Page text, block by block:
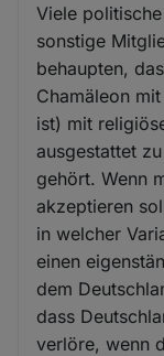
Viele
sonstige
behaupten,
Chamäleon
ist) mit
ausgestattet
gehört. Wenn
akzeptieren
in welcher
einen
dem
dass
verlöre, wenn